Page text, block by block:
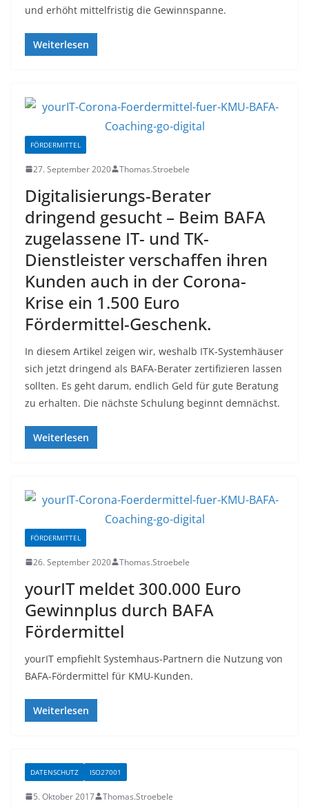
und erhöht mittelfristig die Gewinnspanne.
Weiterlesen
FÖRDERMITTEL
27. September 2020 Thomas.Stroebele
Digitalisierungs-Berater
dringend gesucht – Beim BAFA
zugelassene IT- und TK-
Dienstleister verschaffen ihren
Kunden auch in der Corona-
Krise ein 1.500 Euro
Fördermittel-Geschenk.
In diesem Artikel zeigen wir, weshalb ITK-Systemhäuser
sich jetzt dringend als BAFA-Berater zertifizieren lassen
sollten. Es geht darum, endlich Geld für gute Beratung
zu erhalten. Die nächste Schulung beginnt demnächst.
Weiterlesen
FÖRDERMITTEL
26. September 2020 Thomas.Stroebele
yourIT meldet 300.000 Euro
Gewinnplus durch BAFA
Fördermittel
yourIT empfiehlt Systemhaus-Partnern die Nutzung von
BAFA-Fördermittel für KMU-Kunden.
Weiterlesen
DATENSCHUTZ ISO27001
5. Oktober 2017 Thomas.Stroebele